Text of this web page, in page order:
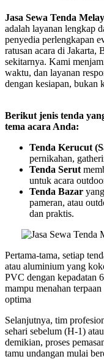
Jasa Sewa Tenda
adalah layanan lengkap
penyedia perlengkapan
ratusan acara di Jakarta,
sekitarnya. Kami
waktu, dan layanan
dengan kesiapan, bukan
Berikut jenis tenda
tema acara Anda:
Tenda Kerucut
pernikahan,
Tenda Serut
untuk acara
Tenda Bazar
pameran, atau
dan praktis.
Pertama-tama, setiap
atau aluminium yang
PVC dengan kepadatan
mampu menahan
optima
Selanjutnya, tim
sehari sebelum (H-1)
demikian, proses
tamu undangan mulai